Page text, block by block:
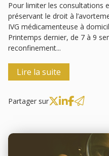
Pour limiter les consultations
préservant le droit à
IVG médicamenteuse à
Printemps dernier, de 7 à 9
reconfinement...
Lire la suite
Partager sur